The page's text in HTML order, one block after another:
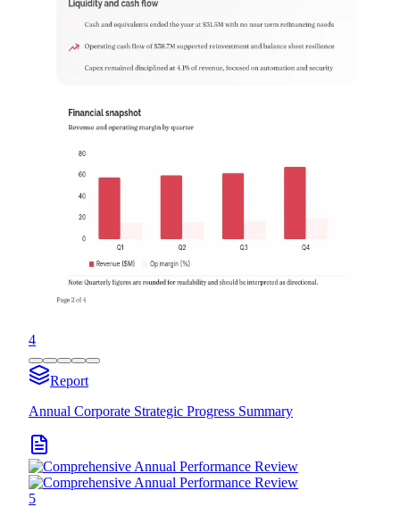
4
Report
Annual Corporate Strategic Progress Summary
5